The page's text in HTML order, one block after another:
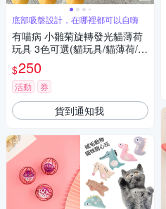
底部吸盤設計，在哪裡都可以自嗨
有喵病 小雛菊旋轉發光貓薄荷
玩具 3色可選(貓玩具/貓薄荷/旋
轉花)
$250
活動 券
貨到通知我